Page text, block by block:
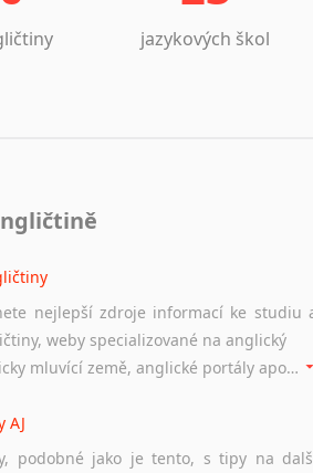
jazykových škol
nejlepší zdroje informací ke studiu
weby specializované na anglický
jazyk, anglicky mluvící země, anglické portály apod. Rubrika obsahuje zejména komplexní a maximálně kvalitní stránky využitelné ke studiu angličtiny.
AJ
podobné jako je tento, s tipy na